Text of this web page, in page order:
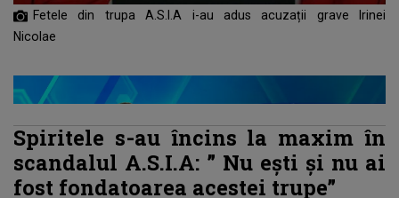
Fetele din trupa A.S.I.A i-au adus acuzații grave Irinei
Nicolae
Spiritele s-au încins la maxim în
scandalul A.S.I.A: ” Nu ești și nu ai
fost fondatoarea acestei trupe”